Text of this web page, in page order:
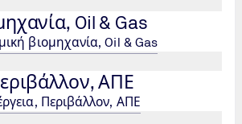
Oil & Gas
βιομηχανία, Oil & Gas
ΑΠΕ
Περιβάλλον, ΑΠΕ